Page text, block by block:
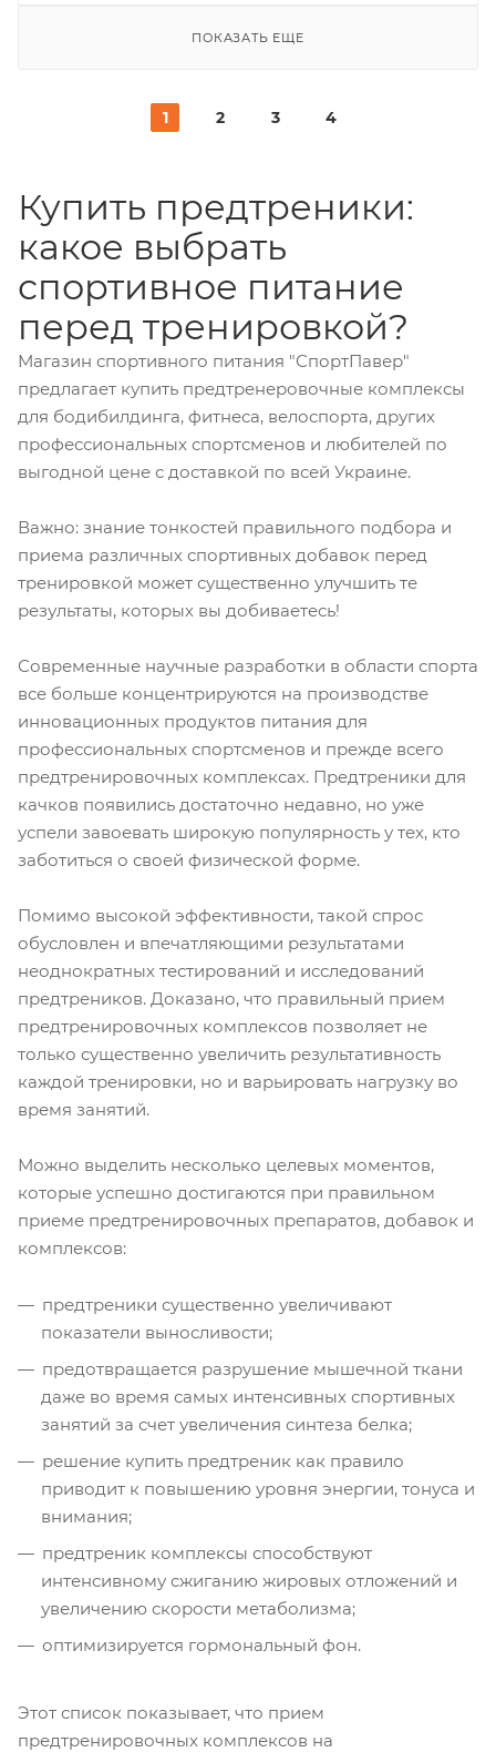
ПОКАЗАТЬ ЕЩЕ
1 2 3 4
Купить предтреники:
какое выбрать
спортивное питание
перед тренировкой?
Магазин спортивного питания "СпортПавер"
предлагает купить предтренеровочные комплексы
для бодибилдинга, фитнеса, велоспорта, других
профессиональных спортсменов и любителей по
выгодной цене с доставкой по всей Украине.
Важно: знание тонкостей правильного подбора и
приема различных спортивных добавок перед
тренировкой может существенно улучшить те
результаты, которых вы добиваетесь!
Современные научные разработки в области спорта
все больше концентрируются на производстве
инновационных продуктов питания для
профессиональных спортсменов и прежде всего
предтренировочных комплексах. Предтреники для
качков появились достаточно недавно, но уже
успели завоевать широкую популярность у тех, кто
заботиться о своей физической форме.
Помимо высокой эффективности, такой спрос
обусловлен и впечатляющими результатами
неоднократных тестирований и исследований
предтреников. Доказано, что правильный прием
предтренировочных комплексов позволяет не
только существенно увеличить результативность
каждой тренировки, но и варьировать нагрузку во
время занятий.
Можно выделить несколько целевых моментов,
которые успешно достигаются при правильном
приеме предтренировочных препаратов, добавок и
комплексов:
предтреники существенно увеличивают
показатели выносливости;
предотвращается разрушение мышечной ткани
даже во время самых интенсивных спортивных
занятий за счет увеличения синтеза белка;
решение купить предтреник как правило
приводит к повышению уровня энергии, тонуса и
внимания;
предтреник комплексы способствуют
интенсивному сжиганию жировых отложений и
увеличению скорости метаболизма;
оптимизируется гормональный фон.
Этот список показывает, что прием
предтренировочных комплексов на